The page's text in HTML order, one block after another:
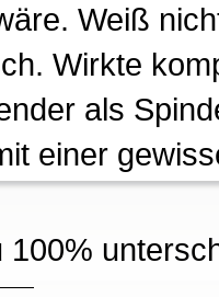
Weiß
Wirkte
als
einer
100%